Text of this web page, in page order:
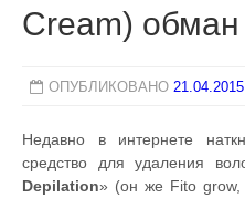
Cream)
ОПУБЛИКОВАНО 21.04.2015
Недавно в интернете
средство для удаления
Depilation» (он же Fito grow,